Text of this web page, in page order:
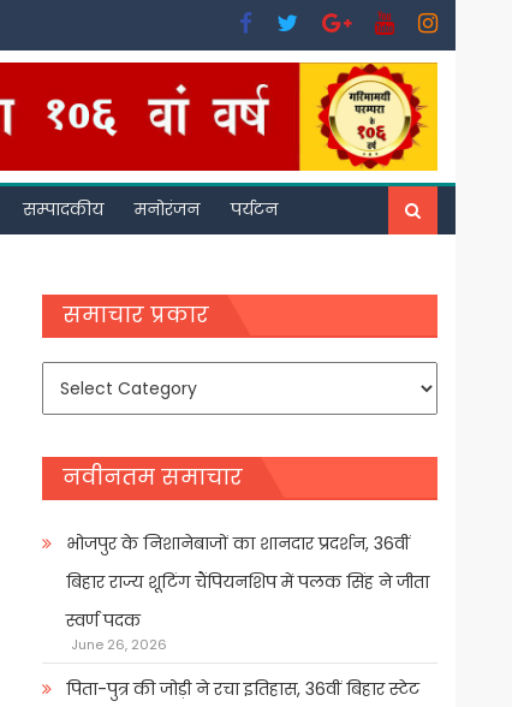
सम्पादकीय मनोरंजन पर्यटन
समाचार प्रकार
समाचार
नवीनतम समाचार
भोजपुर के निशानेबाजों का शानदार प्रदर्शन, 36वीं
बिहार राज्य शूटिंग चैंपियनशिप में पलक सिंह ने जीता
स्वर्ण पदक
June 26, 2026
पिता-पुत्र की जोड़ी ने रचा इतिहास, 36वीं बिहार स्टेट